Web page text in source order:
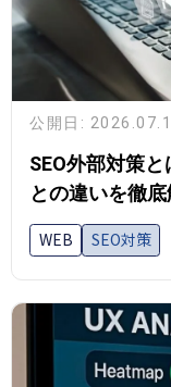
公開日:
SEO外部対策
との違いを徹
WEB SEO対策